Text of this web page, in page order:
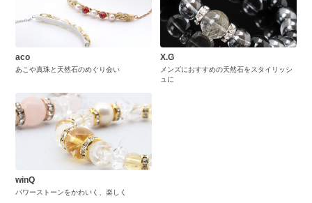
aco
あこや真珠と天然石のめぐり会い
X.G
メンズにおすすめの天然石をスタイリッシ
ュに
winQ
パワーストーンをかわいく、楽しく